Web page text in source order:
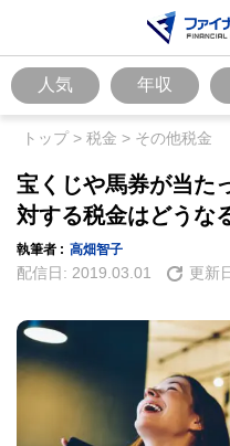
人気 年収
トップ> 税金 > その他税金
宝くじや馬券が当た
対する税金はどうな
執筆者 : 高畑智子
配信日: 2019.03.01 更新